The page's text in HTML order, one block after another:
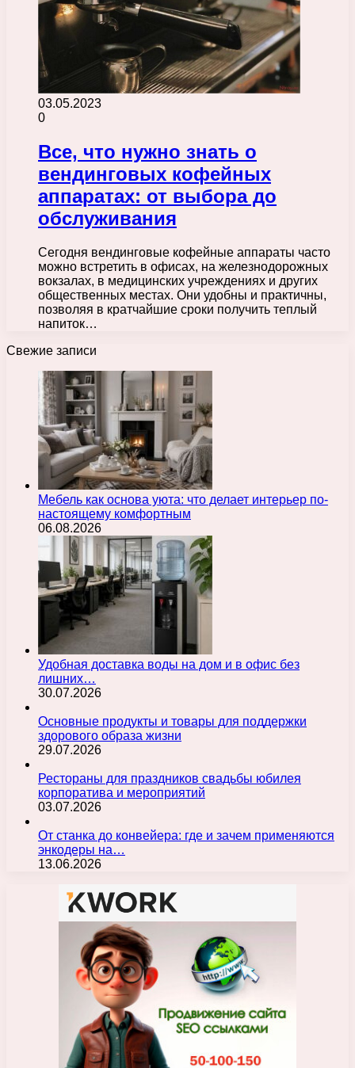
03.05.2023
0
Все, что нужно знать о
вендинговых кофейных
аппаратах: от выбора до
обслуживания
Сегодня вендинговые кофейные аппараты часто
можно встретить в офисах, на железнодорожных
вокзалах, в медицинских учреждениях и других
общественных местах. Они удобны и практичны,
позволяя в кратчайшие сроки получить теплый
напиток…
Свежие записи
Мебель как основа уюта: что делает интерьер по-
настоящему комфортным
06.08.2026
Удобная доставка воды на дом и в офис без
лишних…
30.07.2026
Основные продукты и товары для поддержки
здорового образа жизни
29.07.2026
Рестораны для праздников свадьбы юбилея
корпоратива и мероприятий
03.07.2026
От станка до конвейера: где и зачем применяются
энкодеры на…
13.06.2026